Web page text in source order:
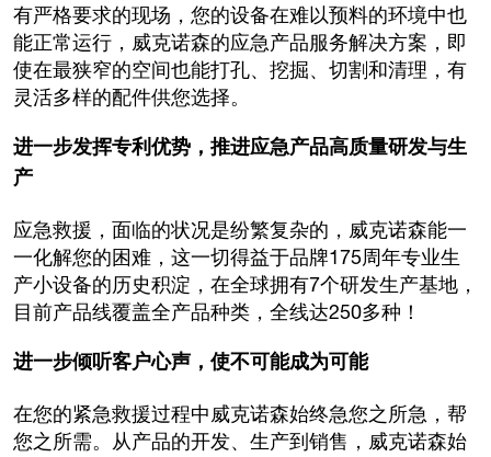
有严格要求的现场，您的设备在难以预料的环境中也
能正常运行，威克诺森的应急产品服务解决方案，即
使在最狭窄的空间也能打孔、挖掘、切割和清理，有
灵活多样的配件供您选择。
进一步发挥专利优势，推进应急产品高质量研发与生
产
应急救援，面临的状况是纷繁复杂的，威克诺森能一
一化解您的困难，这一切得益于品牌175周年专业生
产小设备的历史积淀，在全球拥有7个研发生产基地，
目前产品线覆盖全产品种类，全线达250多种！
进一步倾听客户心声，使不可能成为可能
在您的紧急救援过程中威克诺森始终急您之所急，帮
您之所需。从产品的开发、生产到销售，威克诺森始